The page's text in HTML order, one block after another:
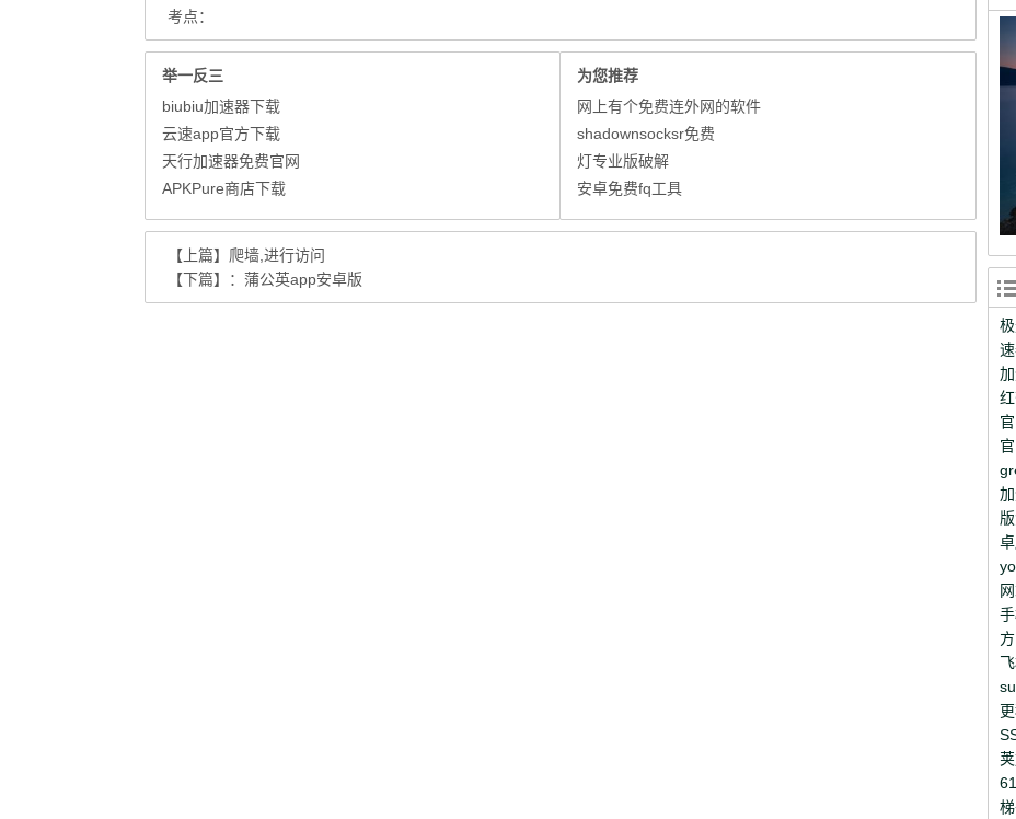
考点：
举一反三
biubiu加速器下载
云速app官方下载
天行加速器免费官网
APKPure商店下载
为您推荐
网上有个免费连外网的软件
shadownsocksr免费
灯专业版破解
安卓免费fq工具
【上篇】 爬墙,进行访问
【下篇】： 蒲公英app安卓版